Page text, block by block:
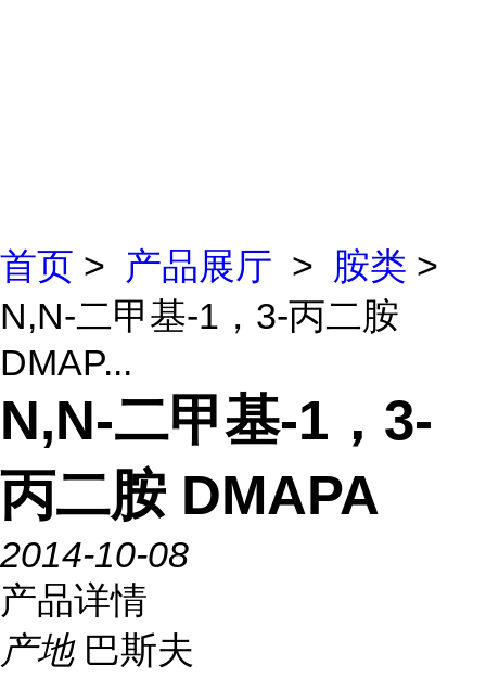
首页 > 产品展厅 > 胺类 >
N,N-二甲基-1，3-丙二胺
DMAP...
N,N-二甲基-1，3-
丙二胺 DMAPA
2014-10-08
产品详情
产地 巴斯夫